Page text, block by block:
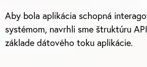
Aby bola aplikácia schopná
systémom, navrhli sme štruktúru
základe dátového toku aplikácie.